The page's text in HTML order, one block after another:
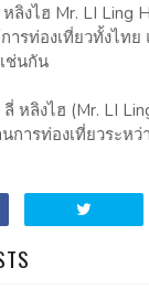
ลิงไฮ Mr. LI
ารท่องเที่ยวทั้งไท
ช่นกัน
หลิงไฮ (Mr. LI
การท่องเที่ยวระห